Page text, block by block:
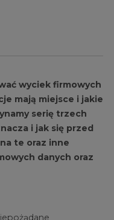
wyciek firmowych
mają miejsce i jakie
serię trzech
i jak się przed
te oraz inne
danych oraz